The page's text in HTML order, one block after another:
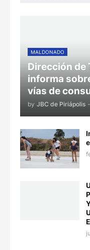
MALDONADO
Dirección de
informa
vías de
by JBC de Piriápolis -